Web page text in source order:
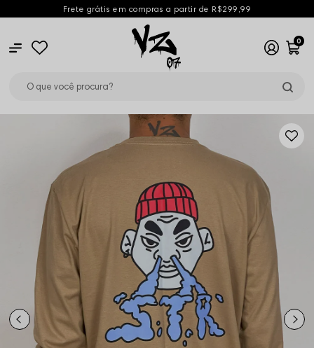
Frete grátis em compras a partir de R$299,99
0